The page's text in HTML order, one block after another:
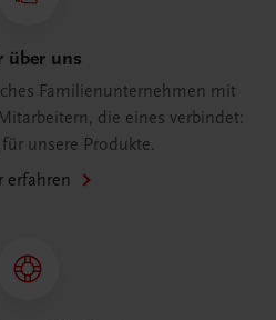
über uns
Familienunternehmen mit
die eines verbindet:
unsere Produkte.
erfahren